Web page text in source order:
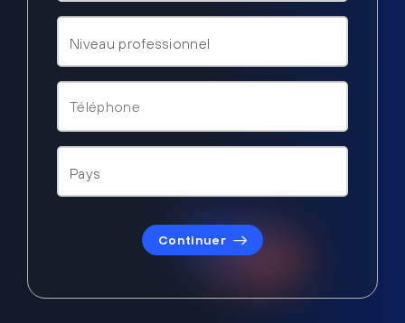
Continuer